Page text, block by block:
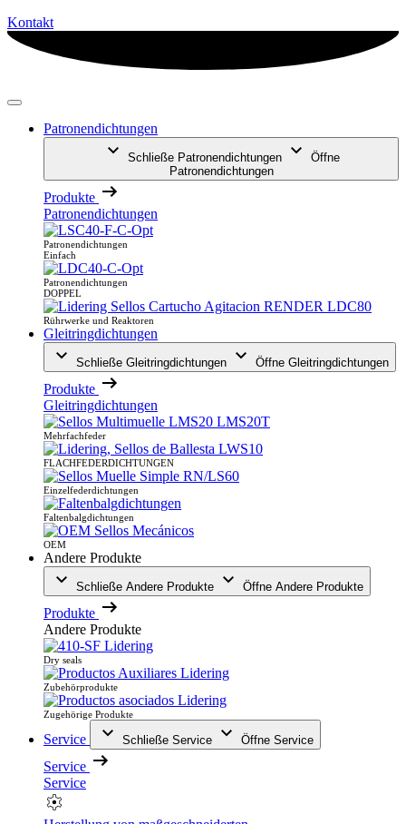
Kontakt
Patronendichtungen
Schließe Patronendichtungen
Öffne
Patronendichtungen
Produkte
Patronendichtungen
Patronendichtungen
Einfach
Patronendichtungen
DOPPEL
Rührwerke und Reaktoren
Gleitringdichtungen
Schließe Gleitringdichtungen Öffne Gleitringdichtungen
Produkte
Gleitringdichtungen
Mehrfachfeder
FLACHFEDERDICHTUNGEN
Einzelfederdichtungen
Faltenbalgdichtungen
OEM
Andere Produkte
Schließe Andere Produkte Öffne Andere Produkte
Produkte
Andere Produkte
Dry seals
Zubehörprodukte
Zugehörige Produkte
Service Schließe Service Öffne Service
Service
Service